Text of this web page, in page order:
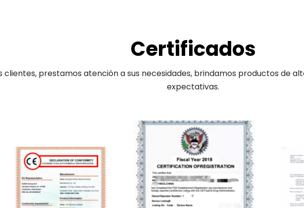
Certificados
clientes, prestamos atención a sus necesidades, brindamos productos de
expectativas.